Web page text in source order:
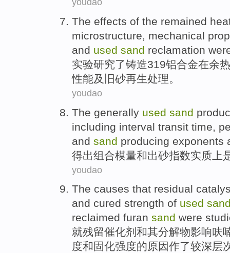
The effects of the remained
microstructure, mechanical
and used sand reclamation
实验研究了铸造319铝合金在余热
性能及 旧砂再生处理。
youdao
The generally used sand
including interval transit time,
and sand producing exponents
得出组合模量和出砂指数实质上
youdao
The causes that residual
and cured strength of used
reclaimed furan sand were
就残留催化剂 和其分解物影响呋
度和 固化强度的原因作了较深层